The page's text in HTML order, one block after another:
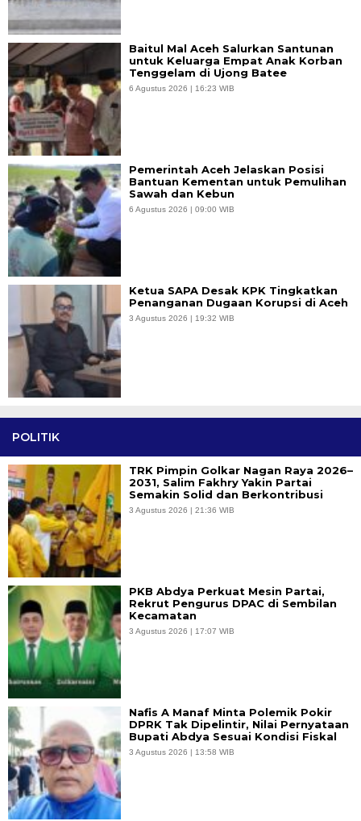
Baitul Mal Aceh Salurkan Santunan
untuk Keluarga Empat Anak Korban
Tenggelam di Ujong Batee
6 Agustus 2026 | 16:23 WIB
Pemerintah Aceh Jelaskan Posisi
Bantuan Kementan untuk Pemulihan
Sawah dan Kebun
6 Agustus 2026 | 09:00 WIB
Ketua SAPA Desak KPK Tingkatkan
Penanganan Dugaan Korupsi di Aceh
3 Agustus 2026 | 19:32 WIB
POLITIK
TRK Pimpin Golkar Nagan Raya 2026–
2031, Salim Fakhry Yakin Partai
Semakin Solid dan Berkontribusi
3 Agustus 2026 | 21:36 WIB
PKB Abdya Perkuat Mesin Partai,
Rekrut Pengurus DPAC di Sembilan
Kecamatan
3 Agustus 2026 | 17:07 WIB
Nafis A Manaf Minta Polemik Pokir
DPRK Tak Dipelintir, Nilai Pernyataan
Bupati Abdya Sesuai Kondisi Fiskal
3 Agustus 2026 | 13:58 WIB